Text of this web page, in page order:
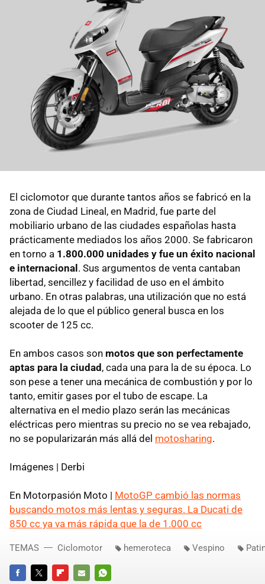
El ciclomotor que durante tantos años se fabricó en la
zona de Ciudad Lineal, en Madrid, fue parte del
mobiliario urbano de las ciudades españolas hasta
prácticamente mediados los años 2000. Se fabricaron
en torno a 1.800.000 unidades y fue un éxito nacional
e internacional . Sus argumentos de venta cantaban
libertad, sencillez y facilidad de uso en el ámbito
urbano. En otras palabras, una utilización que no está
alejada de lo que el público general busca en los
scooter de 125 cc.
En ambos casos son motos que son perfectamente
aptas para la ciudad , cada una para la de su época. Lo
son pese a tener una mecánica de combustión y por lo
tanto, emitir gases por el tubo de escape. La
alternativa en el medio plazo serán las mecánicas
eléctricas pero mientras su precio no se vea rebajado,
no se popularizarán más allá del motosharing.
Imágenes | Derbi
En Motorpasión Moto | MotoGP cambió las normas
buscando motos más lentas y seguras. La Ducati de
850 cc ya va más rápida que la de 1.000 cc
TEMAS Ciclomotor hemeroteca Vespino